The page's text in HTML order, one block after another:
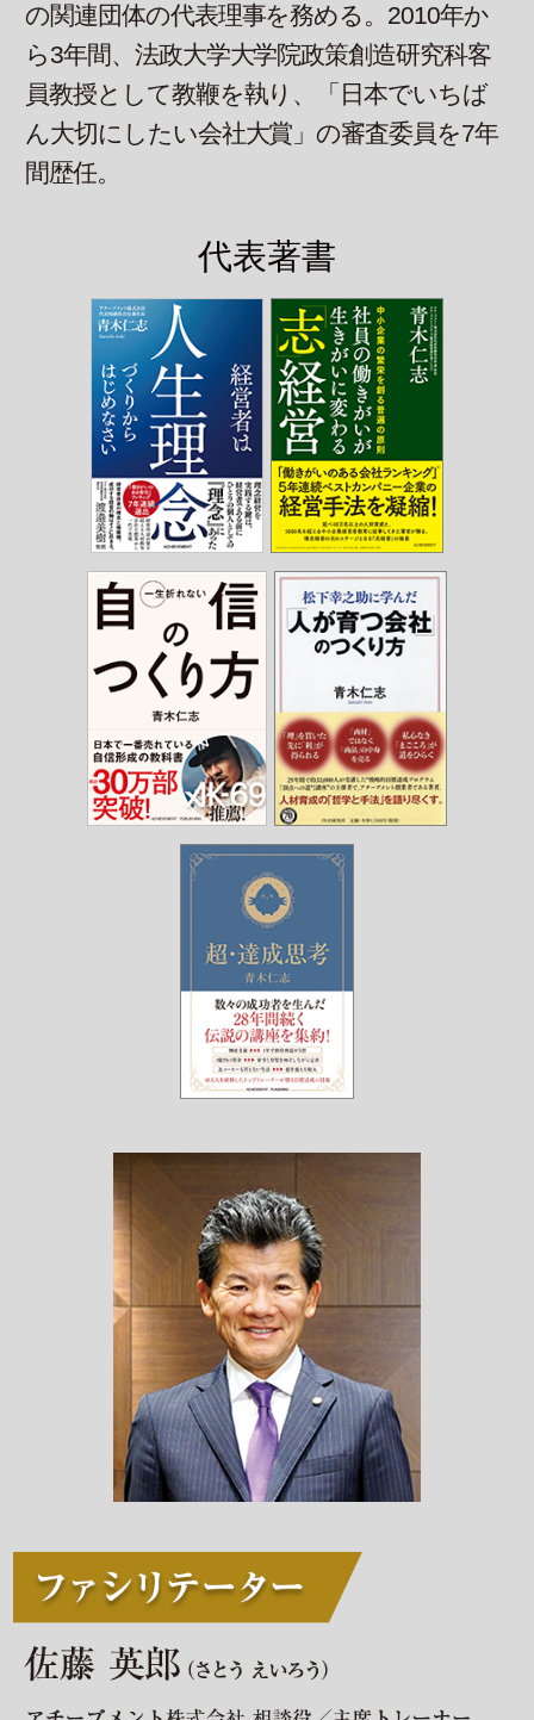
の関連団体の代表理事を務める。2010年か
ら3年間、法政大学大学院政策創造研究科客
員教授として教鞭を執り、「日本でいちば
ん大切にしたい会社大賞」の審査委員を7年
間歴任。
代表著書